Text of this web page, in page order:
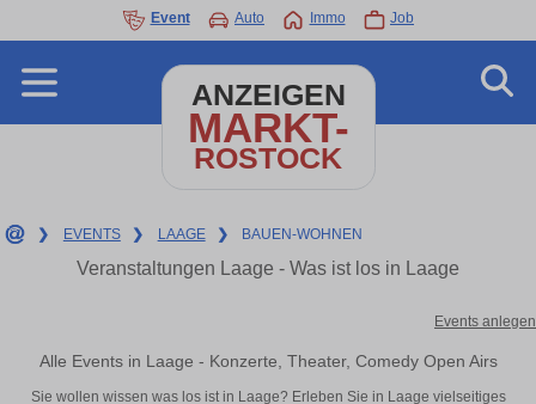
Event Auto Immo Job
ANZEIGEN
MARKT-
ROSTOCK
❯ EVENTS ❯ LAAGE ❯ BAUEN-WOHNEN
Veranstaltungen Laage - Was ist los in Laage
Events anlegen
Alle Events in Laage - Konzerte, Theater, Comedy Open Airs
Sie wollen wissen was los ist in Laage? Erleben Sie in Laage vielseitiges